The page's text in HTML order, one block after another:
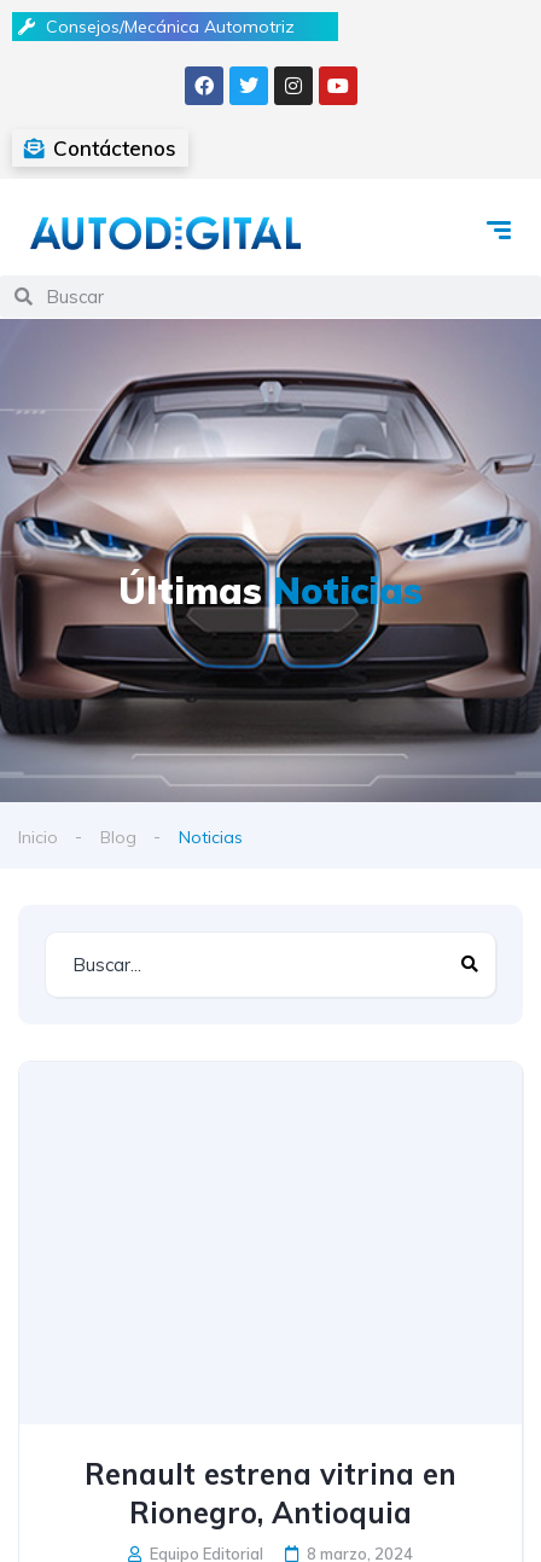
Consejos/Mecánica Automotriz
Contáctenos
ÚltimasNoticias
Inicio Blog Noticias
Renault estrena vitrina en
Rionegro, Antioquia
Equipo Editorial 8 marzo, 2024